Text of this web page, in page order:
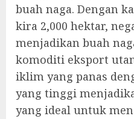
buah naga. Dengan
kira 2,000 hektar,
menjadikan buah
komoditi eksport
iklim yang panas
yang tinggi
yang ideal untuk